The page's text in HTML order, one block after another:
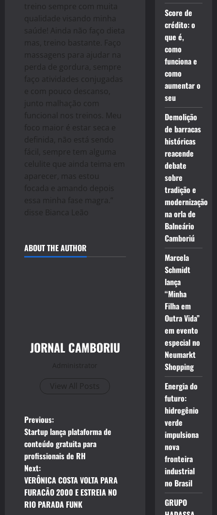
treino sempre com muita
qualidade visando minha
saúde! Ainda não faço dieta
mas, treino bastante. Faço
massagens para ajudar na
perda de gordura, sempre
faço atividades conjugadas
e com pouco descanso,
junto malhação com
funcional nos treinos. Meu
foco maior é estar seca e
definida, não está sendo
fácil, sempre tem alguma
celulite que ainda teima em
aparecer, mas estou
focada e amando depois
essa minha fase magra.”
disse Bianca Leão
ABOUT THE AUTHOR
JORNAL CAMBORIU
Administrator
View All Posts
P
o
s
t
n
Previous:
Startup lança plataforma de
conteúdo gratuita para
profissionais de RH
Next:
VERÔNICA COSTA VOLTA PARA
FURACÃO 2000 E ESTREIA NO
RIO PARADA FUNK
Score de
crédito: o
que é,
como
funciona e
como
aumentar o
seu
Demolição
de barracas
históricas
reacende
debate
sobre
tradição e
modernização
na orla de
Balneário
Camboriú
Marcela
Schmidt
lança
“Minha
Filha em
Outra Vida”
em evento
especial no
Neumarkt
Shopping
Energia do
futuro:
hidrogênio
verde
impulsiona
nova
fronteira
industrial
no Brasil
GRUPO